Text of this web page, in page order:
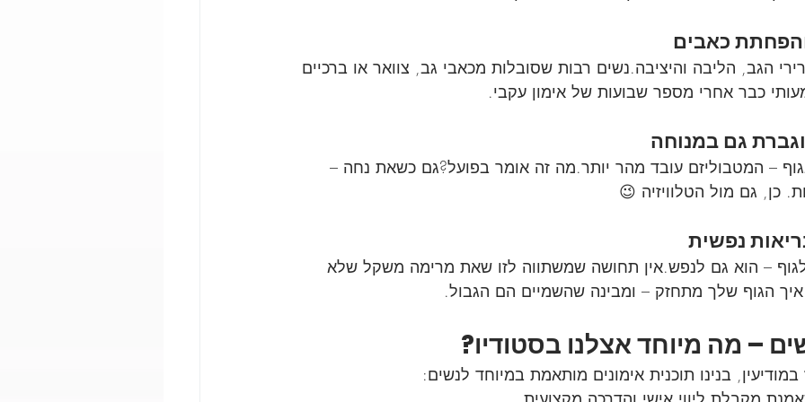
כאבים
הגב, הליבה והיציבה.נשים רבות שסובלות מכאבי גב, צוואר או ברכיים
כבר אחרי מספר שבועות של אימון עקבי.
גם במנוחה
– המטבוליזם עובד מהר יותר.מה זה אומר בפועל?גם כשאת נחה –
כן, גם מול הטלוויזיה 😉
נפשית
– הוא גם לנפש.אין תחושה שמשתווה לזו שאת מרימה משקל שלא
הגוף שלך מתחזק – ומבינה שהשמיים הם הגבול.
– מה מיוחד אצלנו בסטודיו?
במודיעין, בנינו תוכנית אימונים מותאמת במיוחד לנשים: